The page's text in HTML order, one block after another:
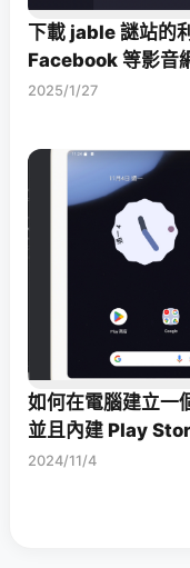
下載 jable 謎站的
Facebook 等影音
2025/1/27
如何在電腦建立一
並且內建 Play
2024/11/4